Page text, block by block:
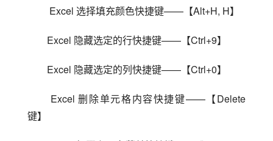
Excel 选择填充颜色快捷键——【Alt+H, H】
Excel 隐藏选定的行快捷键——【Ctrl+9】
Excel 隐藏选定的列快捷键——【Ctrl+0】
键】